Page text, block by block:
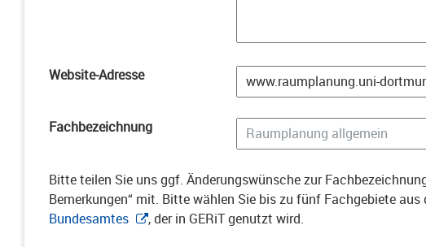
Website-Adresse
Fachbezeichnung
Bitte teilen Sie uns ggf. Änderungswünsche zur
Bemerkungen“ mit. Bitte wählen Sie bis zu fünf Fachgebiete aus
Bundesamtes
, der in GERiT genutzt wird.